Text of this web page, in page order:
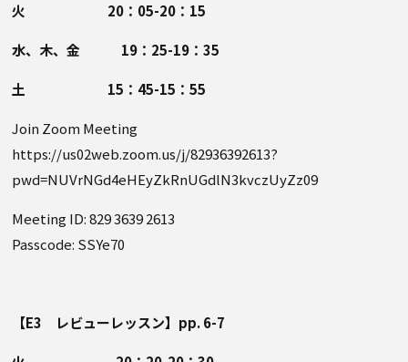
火 20：05-20：15
水、木、金 19：25-19：35
土 15：45-15：55
Join Zoom Meeting
https://us02web.zoom.us/j/82936392613?
pwd=NUVrNGd4eHEyZkRnUGdlN3kvczUyZz09
Meeting ID: 829 3639 2613
Passcode: SSYe70
【E3 レビューレッスン】pp. 6-7